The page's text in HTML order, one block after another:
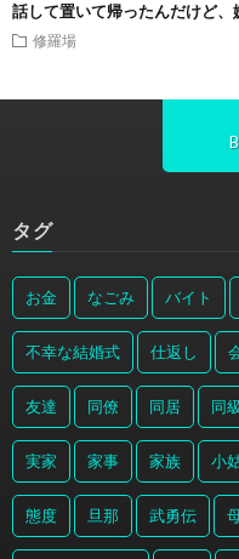
話して置いて帰ったんだけど
修羅場
タグ
お金 なごみ バイト
不幸な結婚式 仕返し
友達 同僚 同居 同
実家 家事 家族 小
態度 旦那 武勇伝